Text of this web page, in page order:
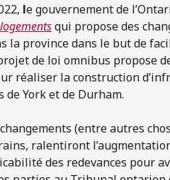
le gouvernement de
qui propose des
la province dans le but de
de loi omnibus propose
réaliser la construction
York et de Durham.
(entre autres
ralentiront
des redevances pour